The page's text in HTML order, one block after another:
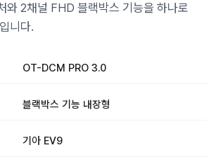
와 2채널 FHD 블랙박스 기능을 하나로
니다.
OT-DCM PRO 3.0
블랙박스 기능 내장형
기아 EV9